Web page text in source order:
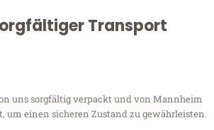
Transport
uns sorgfältig verpackt und von Mannheim
um einen sicheren Zustand zu gewährleisten.